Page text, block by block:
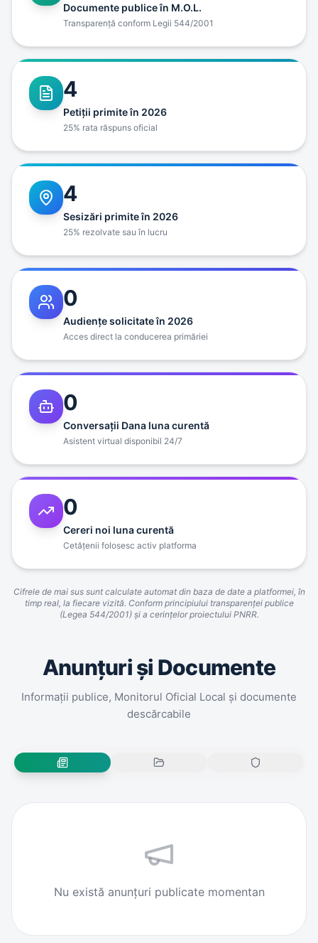
Documente publice în M.O.L.
Transparenţă conform Legii 544/2001
4
Petiţii primite în 2026
25% rata răspuns oficial
4
Sesizări primite în 2026
25% rezolvate sau în lucru
0
Audienţe solicitate în 2026
Acces direct la conducerea primăriei
0
Conversaţii Dana luna curentă
Asistent virtual disponibil 24/7
0
Cereri noi luna curentă
Cetăţenii folosesc activ platforma
Cifrele de mai sus sunt calculate automat din baza de date a platformei, în
timp real, la fiecare vizită. Conform principiului transparenţei publice
(Legea 544/2001) şi a cerinţelor proiectului PNRR.
Anunțuri și Documente
Informații publice, Monitorul Oficial Local și documente
descărcabile
Nu există anunțuri publicate momentan